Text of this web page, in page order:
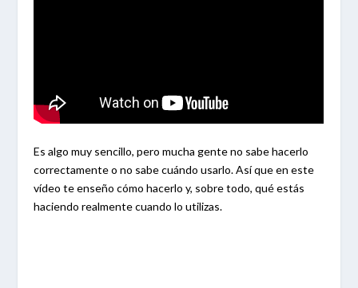
Es algo muy sencillo, pero mucha gente no sabe hacerlo
correctamente o no sabe cuándo usarlo. Así que en este
vídeo te enseño cómo hacerlo y, sobre todo, qué estás
haciendo realmente cuando lo utilizas.